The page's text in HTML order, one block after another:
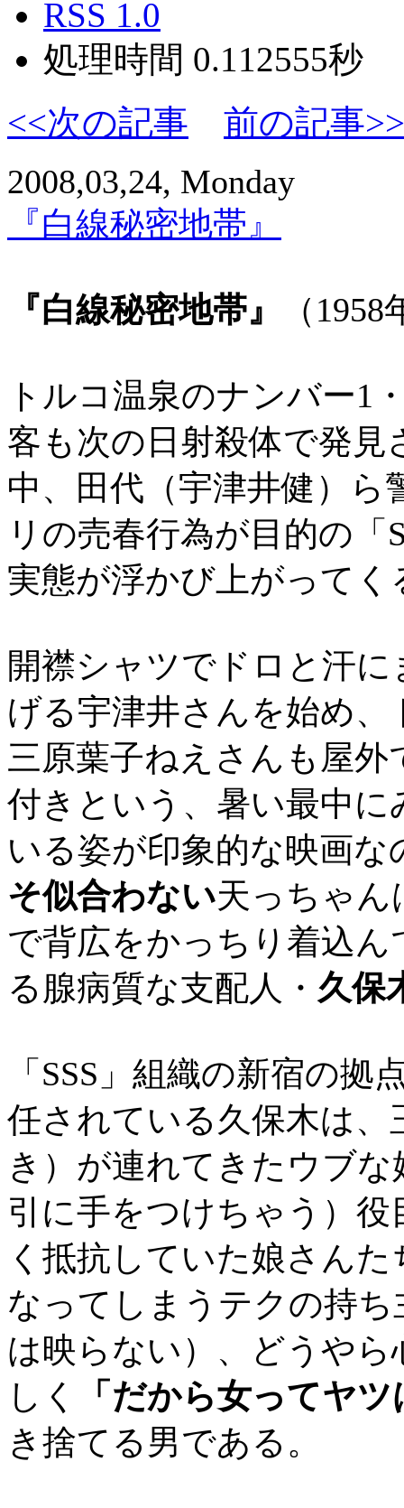
RSS 1.0
処理時間 0.112555秒
<<次の記事
前の記事>>
2008,03,24, Monday
『白線秘密地帯』
『白線秘密地帯』 （
トルコ温泉のナンバー1
客も次の日射殺体で発
中、田代（宇津井健）
リの売春行為が目的の「
実態が浮かび上がってく
開襟シャツでドロと汗
げる宇津井さんを始め
三原葉子ねえさんも屋
付きという、暑い最中
いる姿が印象的な映画な
そ似合わない天っちゃん
で背広をかっちり着込
る腺病質な支配人・ 久保
「SSS」組織の新宿の
任されている久保木は
き）が連れてきたウブ
引に手をつけちゃう）
く抵抗していた娘さん
なってしまうテクの持
は映らない）、どうや
しく
「だから女ってヤ
き捨てる男である。